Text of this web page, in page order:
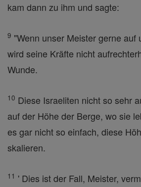
kam dann zu ihm und sagte:
9 "Wenn unser Meister gerne auf
wird seine Kräfte nicht
Wunde.
10 Diese Israeliten nicht so sehr
auf der Höhe der Berge, wo sie
es gar nicht so einfach, diese
skalieren.
11 ' Dies ist der Fall, Meister,